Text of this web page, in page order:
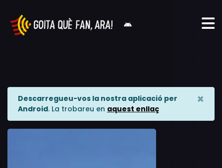
Descarregueu-vos la nostra aplicació per
Android. La trobareu en aquest enllaç
×